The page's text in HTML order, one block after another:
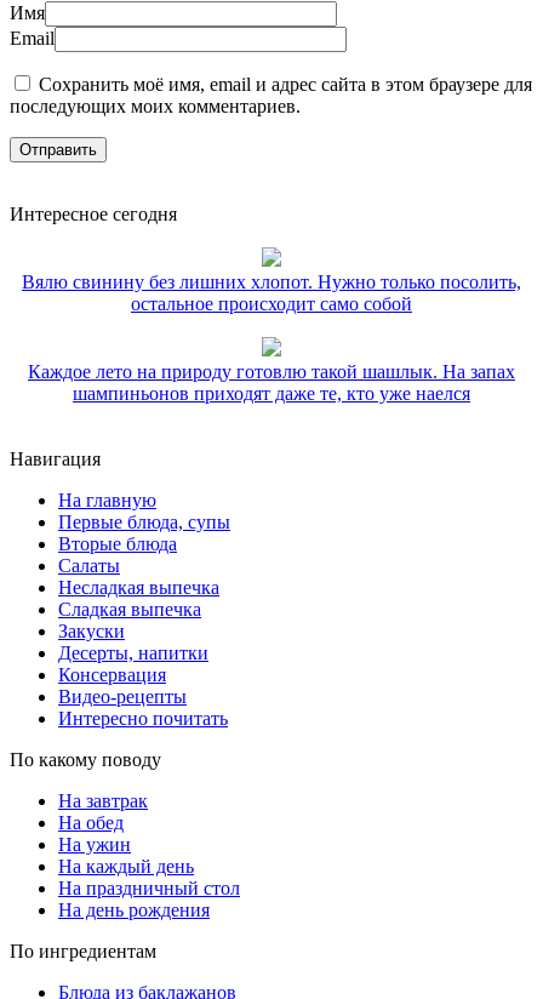
Имя
Email
Сохранить моё имя, email и адрес сайта в этом браузере для
последующих моих комментариев.
Интересное сегодня
Вялю свинину без лишних хлопот. Нужно только посолить,
остальное происходит само собой
Каждое лето на природу готовлю такой шашлык. На запах
шампиньонов приходят даже те, кто уже наелся
Навигация
На главную
Первые блюда, супы
Вторые блюда
Салаты
Несладкая выпечка
Сладкая выпечка
Закуски
Десерты, напитки
Консервация
Видео-рецепты
Интересно почитать
По какому поводу
На завтрак
На обед
На ужин
На каждый день
На праздничный стол
На день рождения
По ингредиентам
Блюда из баклажанов